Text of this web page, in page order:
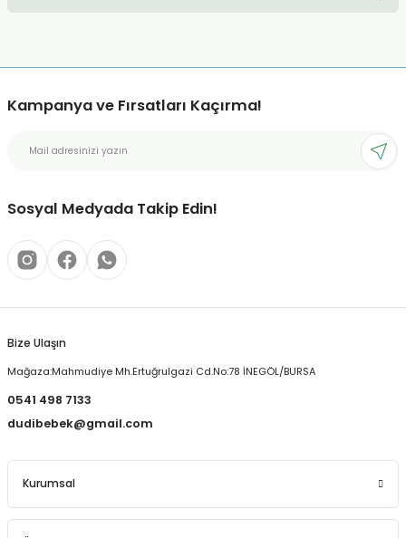
kullanarak tarafımıza iletebilirsiniz.
Ürün açıklamasında eksik bilgiler bulunuyor.
Ürün fiyatı diğer sitelerden daha pahalı.
Kampanya ve Fırsatları Kaçırma!
Sosyal Medyada Takip Edin!
Bize Ulaşın
Mağaza:Mahmudiye Mh.Ertuğrulgazi Cd.No:78 İNEGÖL/BURSA
0541 498 7133
dudibebek@gmail.com
Kurumsal